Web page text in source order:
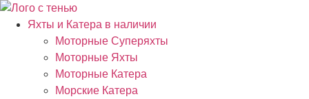
Яхты и Катера в наличии
Моторные Суперяхты
Моторные Яхты
Моторные Катера
Морские Катера